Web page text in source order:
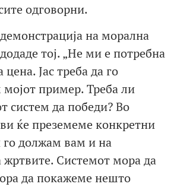
одговорни.
на морална
тој. „Не ми е потребна
цена. Јас треба да го
пример. Треба ли
систем да победи? Во
ќе преземеме конкретни
го должам вам и на
жртвите. Системот мора да
да покажеме нешто